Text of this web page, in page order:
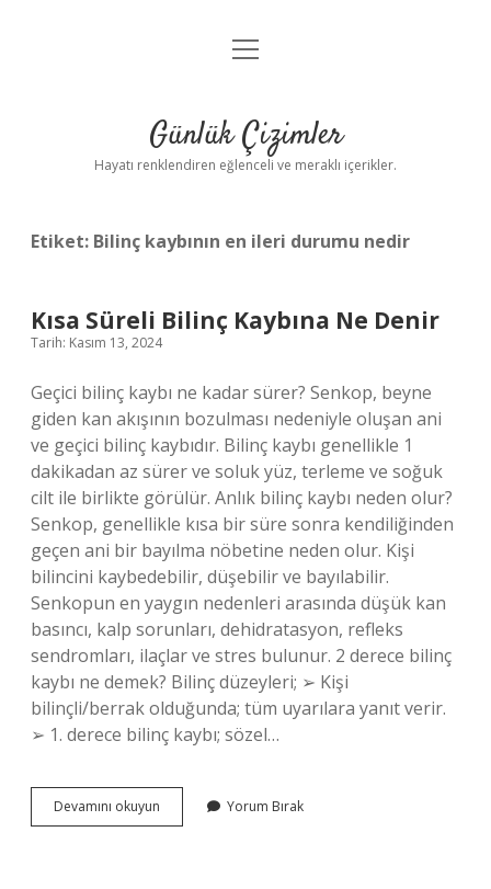
Anasayfa
Yasal Uyarı
menüyü
Günlük Çizimler
Hayatı renklendiren eğlenceli ve meraklı içerikler.
Etiket: Bilinç kaybının en ileri durumu nedir
Kısa Süreli Bilinç Kaybına Ne Denir
Tarih: Kasım 13, 2024
Geçici bilinç kaybı ne kadar sürer? Senkop, beyne
giden kan akışının bozulması nedeniyle oluşan ani
ve geçici bilinç kaybıdır. Bilinç kaybı genellikle 1
dakikadan az sürer ve soluk yüz, terleme ve soğuk
cilt ile birlikte görülür. Anlık bilinç kaybı neden olur?
Senkop, genellikle kısa bir süre sonra kendiliğinden
geçen ani bir bayılma nöbetine neden olur. Kişi
bilincini kaybedebilir, düşebilir ve bayılabilir.
Senkopun en yaygın nedenleri arasında düşük kan
basıncı, kalp sorunları, dehidratasyon, refleks
sendromları, ilaçlar ve stres bulunur. 2 derece bilinç
kaybı ne demek? Bilinç düzeyleri; ➢ Kişi
bilinçli/berrak olduğunda; tüm uyarılara yanıt verir.
➢ 1. derece bilinç kaybı; sözel…
Devamını okuyun
Süreli
Yorum Bırak